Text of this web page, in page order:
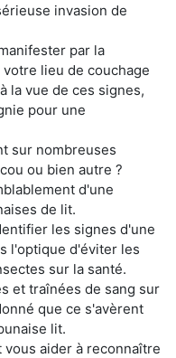
invasion de
par la
lieu de couchage
la vue de ces signes,
pour une
sur nombreuses
ou bien autre ?
d'une
de lit.
les signes d'une
l'optique d'éviter les
sur la santé.
et traînées de sang sur
que ce s'avèrent
lit.
vous aider à reconnaître